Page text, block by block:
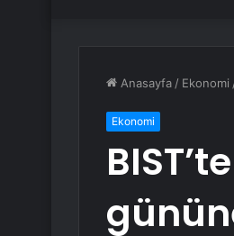
Anasayfa / Ekonomi
Ekonomi